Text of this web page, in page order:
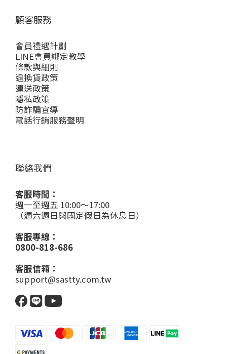
顧客服務
會員禮遇計劃
LINE會員綁定教學
條款與細則
退換貨政策
運送政策
隱私政策
防詐騙宣導
電話行銷服務聲明
聯絡我們
客服時間：
週一至週五 10:00～17:00
（週六週日與國定假日為休息日）
客服專線：
0800-818-686
客服信箱：
support@sastty.com.tw